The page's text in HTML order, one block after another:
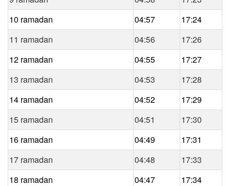
10 ramadan
04:57
17:24
11 ramadan
04:56
17:26
12 ramadan
04:55
17:27
13 ramadan
04:53
17:28
14 ramadan
04:52
17:29
15 ramadan
04:51
17:30
16 ramadan
04:49
17:31
17 ramadan
04:48
17:33
18 ramadan
04:47
17:34